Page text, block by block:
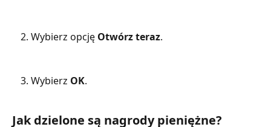
Wybierz opcję Otwórz teraz.
Wybierz OK.
Jak dzielone są nagrody pieniężne?